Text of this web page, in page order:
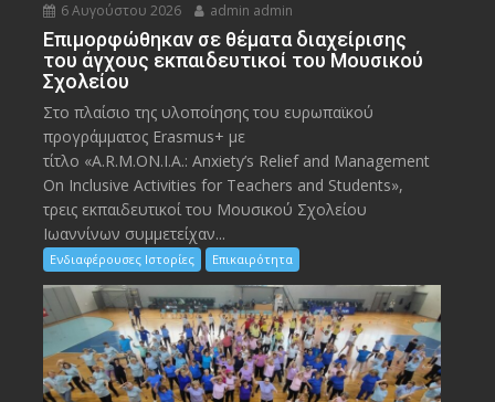
6 Αυγούστου 2026 admin admin
Eπιμορφώθηκαν σε θέματα διαχείρισης
του άγχους εκπαιδευτικοί του Μουσικού
Σχολείου
Στο πλαίσιο της υλοποίησης του ευρωπαϊκού
προγράμματος Erasmus+ με
τίτλο «A.R.M.ON.I.A.: Anxiety’s Relief and Management
On Inclusive Activities for Teachers and Students»,
τρεις εκπαιδευτικοί του Μουσικού Σχολείου
Ιωαννίνων συμμετείχαν...
Ενδιαφέρουσες Ιστορίες Επικαιρότητα